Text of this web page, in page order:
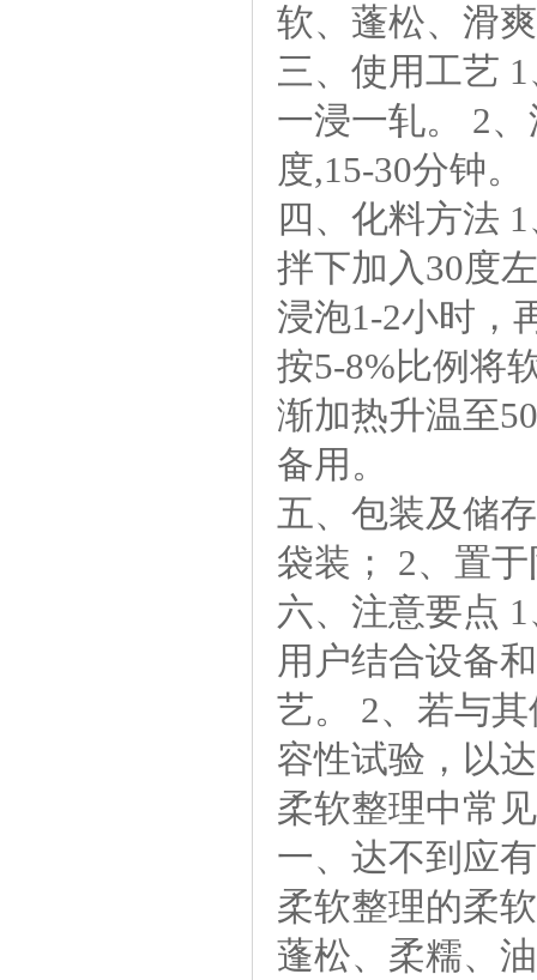
软、蓬松、滑
三、使用工艺1
一浸一轧。2、
度,15-30分钟。
四、化料方法
拌下加入30度
浸泡1-2小时，
按5-8%比例将
渐加热升温至
备用。
五、包装及储
袋装；2、置
六、注意要点1
用户结合设备
艺。2、若与其
容性试验，以
柔软整理中常
一、达不到应
柔软整理的柔
蓬松、柔糯、